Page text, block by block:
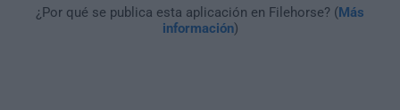
¿Por qué se publica esta aplicación en Filehorse? (Más
información)